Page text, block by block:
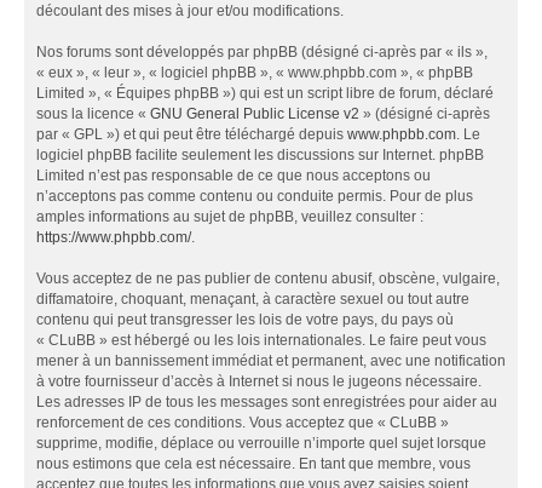
découlant des mises à jour et/ou modifications.
Nos forums sont développés par phpBB (désigné ci-après par « ils »,
« eux », « leur », « logiciel phpBB », « www.phpbb.com », « phpBB
Limited », « Équipes phpBB ») qui est un script libre de forum, déclaré
sous la licence « GNU General Public License v2 » (désigné ci-après
par « GPL ») et qui peut être téléchargé depuis www.phpbb.com. Le
logiciel phpBB facilite seulement les discussions sur Internet. phpBB
Limited n’est pas responsable de ce que nous acceptons ou
n’acceptons pas comme contenu ou conduite permis. Pour de plus
amples informations au sujet de phpBB, veuillez consulter :
https://www.phpbb.com/.
Vous acceptez de ne pas publier de contenu abusif, obscène, vulgaire,
diffamatoire, choquant, menaçant, à caractère sexuel ou tout autre
contenu qui peut transgresser les lois de votre pays, du pays où
« CLuBB » est hébergé ou les lois internationales. Le faire peut vous
mener à un bannissement immédiat et permanent, avec une notification
à votre fournisseur d’accès à Internet si nous le jugeons nécessaire.
Les adresses IP de tous les messages sont enregistrées pour aider au
renforcement de ces conditions. Vous acceptez que « CLuBB »
supprime, modifie, déplace ou verrouille n’importe quel sujet lorsque
nous estimons que cela est nécessaire. En tant que membre, vous
acceptez que toutes les informations que vous avez saisies soient